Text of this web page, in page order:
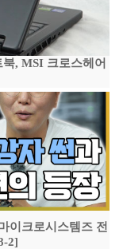
, MSI 크로스헤어
이크로시스템즈 전
2]